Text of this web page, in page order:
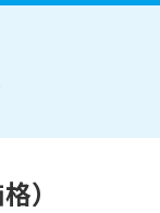
）